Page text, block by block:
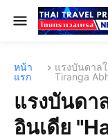
หน้า
แรก
แรงบันดาล
Tiranga
แรงบันดา
อินเดีย